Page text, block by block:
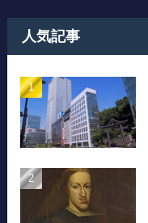
人気記事